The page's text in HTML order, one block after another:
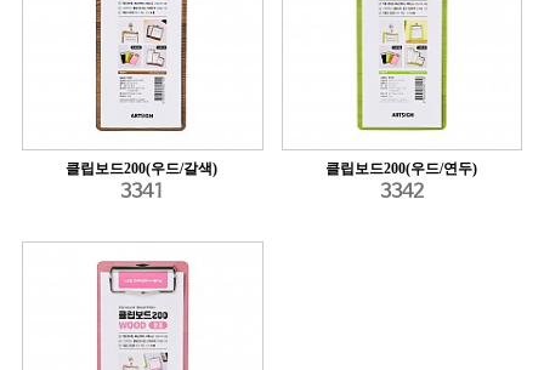
클립보드200(우드/갈색)
3341
클립보드200(우드/연두)
3342